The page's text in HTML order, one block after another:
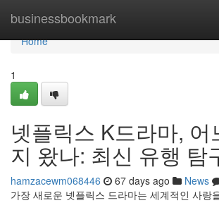
businessbookmark
Home
Home
1
넷플릭스 K드라마, 어
지 왔나: 최신 유행 탐
hamzacewm068446 67 days ago News
가장 새로운 넷플릭스 드라마는 세계적인 사랑